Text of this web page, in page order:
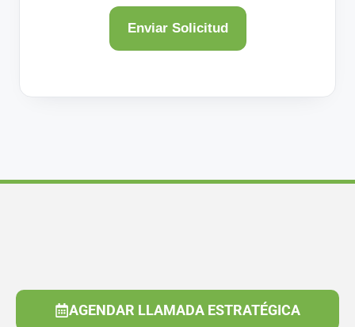
AGENDAR LLAMADA ESTRATÉGICA